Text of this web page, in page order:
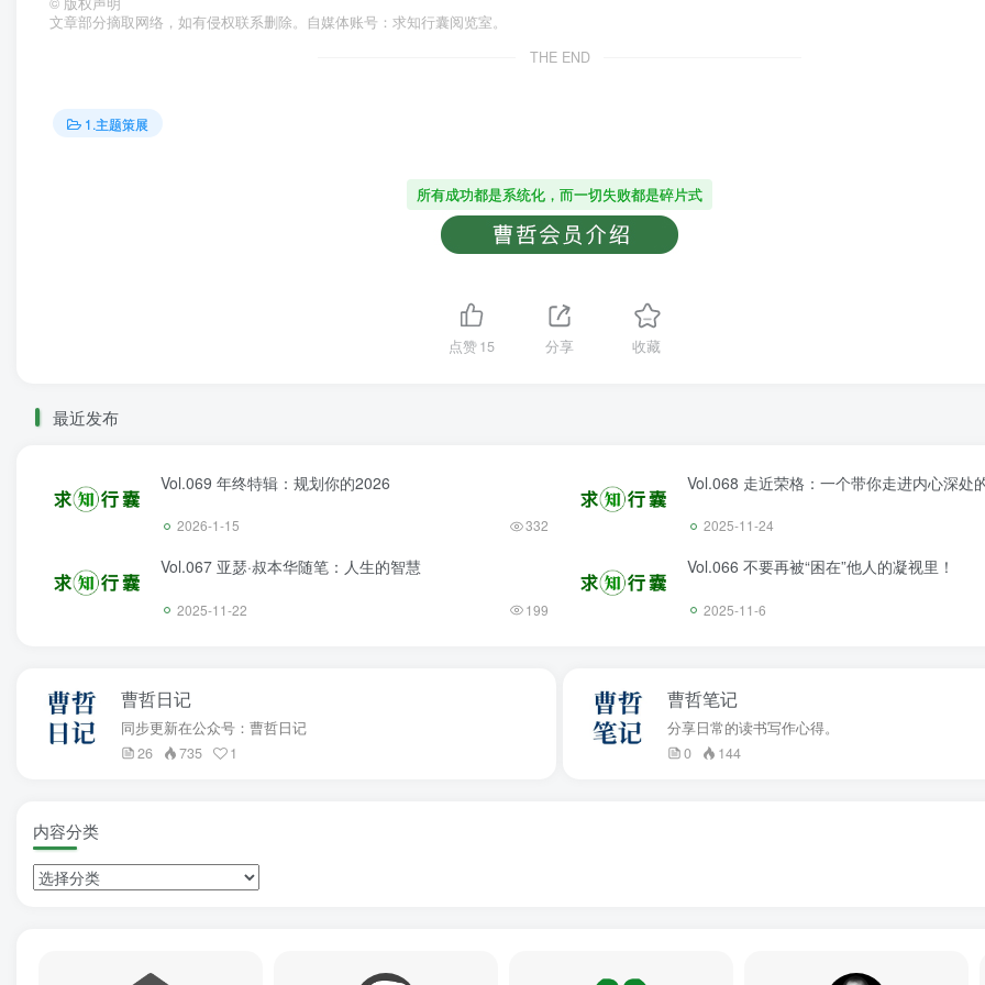
文章部分摘取网络，如有侵权联系删除。自媒体账号：求知行囊阅览室。
THE END
1.主题策展
所有成功都是系统化，而一切失败都是碎片式
点赞15 分享 收藏
最近发布
Vol.069 年终特辑：规划你的2026
2026-1-15 332
Vol.068 走近荣格：一个带你走进内心深处
2025-11-24
Vol.067 亚瑟·叔本华随笔：人生的智慧
2025-11-22 199
Vol.066 不要再被“困在”他人的凝视里！
2025-11-6
曹哲日记
同步更新在公众号：曹哲日记
26
735 1
曹哲笔记
分享日常的读书写作心得。
0
144
内容分类